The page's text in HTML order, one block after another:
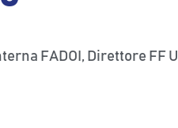
FADOI, Direttore FF